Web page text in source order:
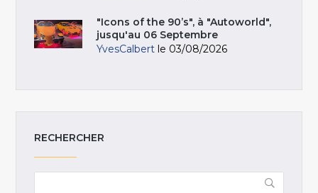
"Icons of the 90’s", à "Autoworld",
jusqu'au 06 Septembre
YvesCalbert le 03/08/2026
RECHERCHER